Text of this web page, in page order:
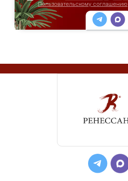
Пользовательскому соглашению